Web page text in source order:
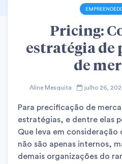
Pricing:
estratégia de
de
Aline Mesquita julho 26,
Para precificação de
estratégias, e dentre elas
Que leva em consideração
não são apenas internos,
demais organizações do